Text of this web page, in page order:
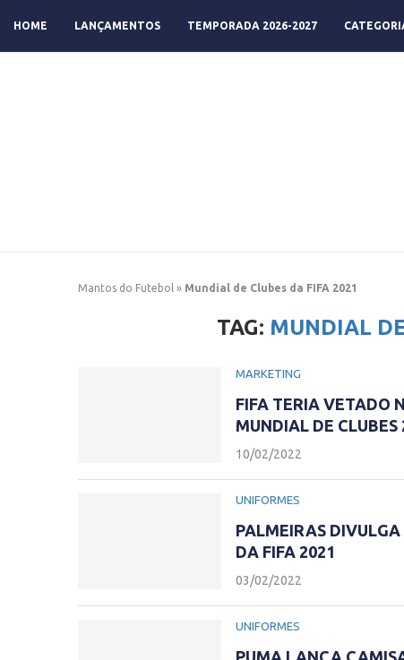
HOME LANÇAMENTOS TEMPORADA 2026-2027
Mantos do Futebol » Mundial de Clubes da FIFA 2021
TAG: MUNDIAL
MARKETING
FIFA TERIA VETADO
MUNDIAL DE CLUBES
10/02/2022
UNIFORMES
PALMEIRAS
DA FIFA 2021
03/02/2022
UNIFORMES
PUMA LANÇA